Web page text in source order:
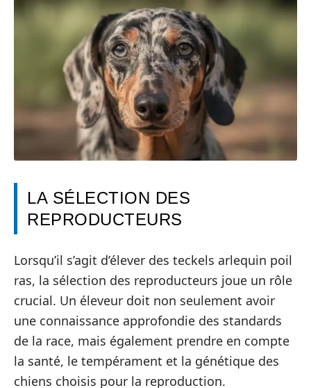
LA SÉLECTION DES
REPRODUCTEURS
Lorsqu’il s’agit d’élever des teckels arlequin poil
ras, la sélection des reproducteurs joue un rôle
crucial. Un éleveur doit non seulement avoir
une connaissance approfondie des standards
de la race, mais également prendre en compte
la santé, le tempérament et la génétique des
chiens choisis pour la reproduction.